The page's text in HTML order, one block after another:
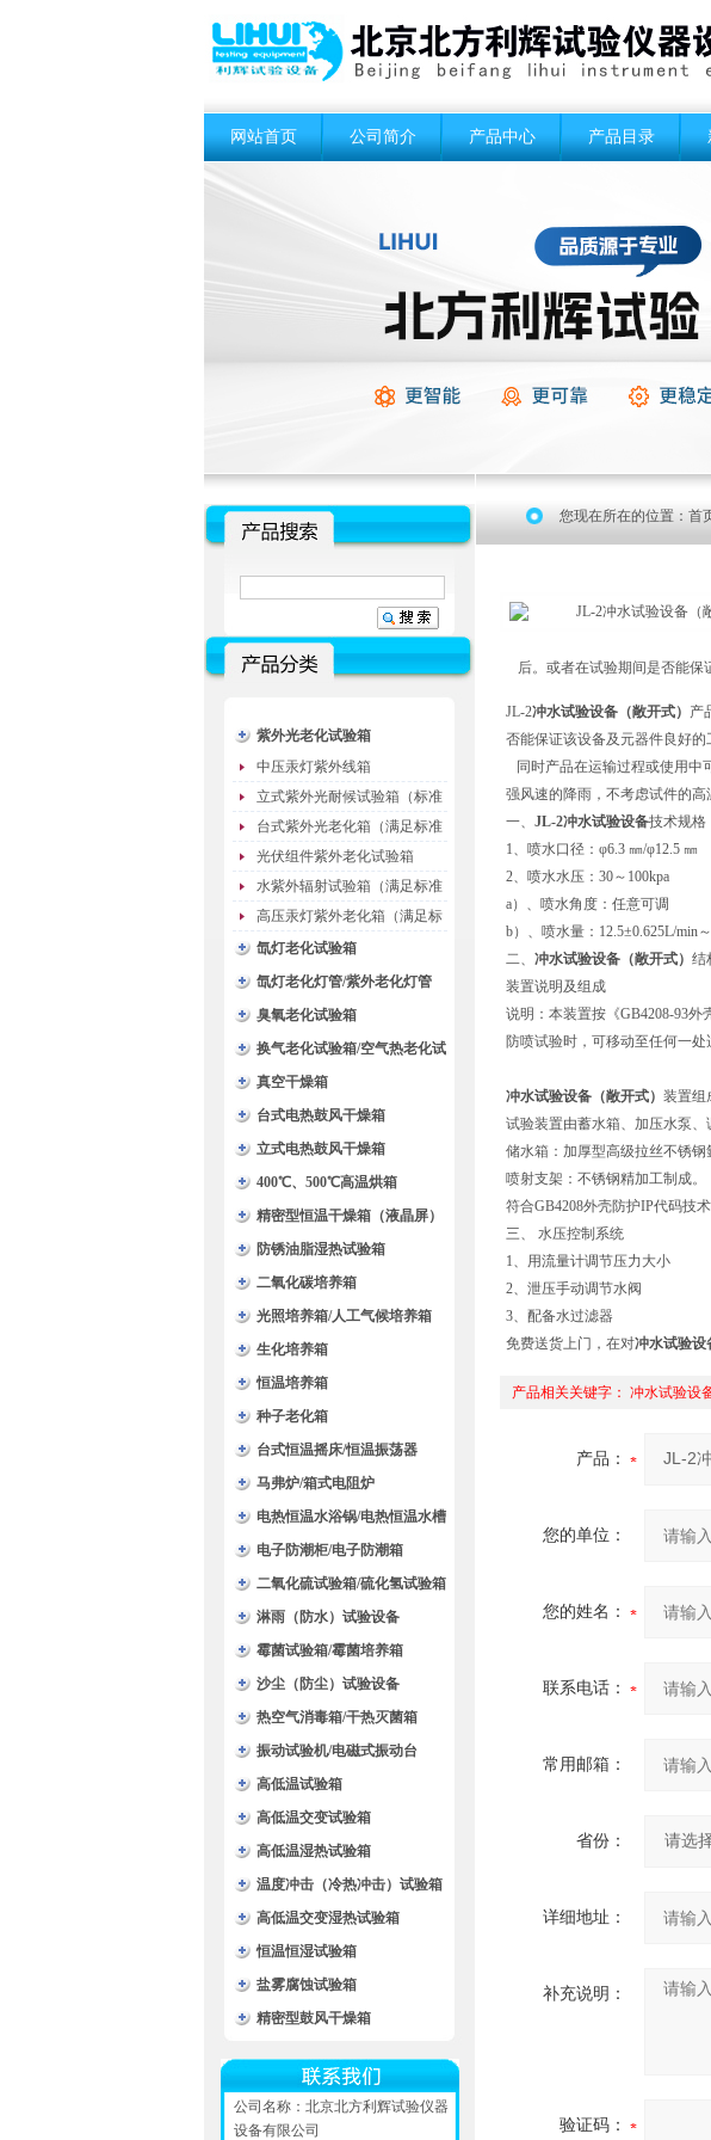
网站首页 公司简介 产品中心 产品目录
紫外光老化试验箱
中压汞灯紫外线箱
立式紫外光耐候试验箱（标准
型）
台式紫外光老化箱（满足标准
GB/T16776）
光伏组件紫外老化试验箱
水紫外辐射试验箱（满足标准
JC485-1992）
高压汞灯紫外老化箱（满足标
准GB/T16777）
氙灯老化试验箱
氙灯老化灯管/紫外老化灯管
（耗材）
臭氧老化试验箱
换气老化试验箱/空气热老化试
验箱
真空干燥箱
台式电热鼓风干燥箱
立式电热鼓风干燥箱
400℃、500℃高温烘箱
精密型恒温干燥箱（液晶屏）
防锈油脂湿热试验箱
二氧化碳培养箱
光照培养箱/人工气候培养箱
生化培养箱
恒温培养箱
种子老化箱
台式恒温摇床/恒温振荡器
马弗炉/箱式电阻炉
电热恒温水浴锅/电热恒温水槽
电子防潮柜/电子防潮箱
二氧化硫试验箱/硫化氢试验箱
淋雨（防水）试验设备
霉菌试验箱/霉菌培养箱
沙尘（防尘）试验设备
热空气消毒箱/干热灭菌箱
振动试验机/电磁式振动台
高低温试验箱
高低温交变试验箱
高低温湿热试验箱
温度冲击（冷热冲击）试验箱
高低温交变湿热试验箱
恒温恒湿试验箱
盐雾腐蚀试验箱
精密型鼓风干燥箱
公司名称：北京北方利辉试验仪器
设备有限公司
您现在所在的位置： 首
后。或者在试验期间是否能保
JL-2冲水试验设备（敞开式） 产
否能保证该设备及元器件良好的
同时产品在运输过程或使用中
强风速的降雨，不考虑试件的高
一、 JL-2冲水试验设备技术
1、喷水口径：φ6.3 ㎜/φ12.5 ㎜
2、喷水水压：30～100kpa
a）、喷水角度：任意可调
b）、喷水量：12.5±0.625L/min
二、 冲水试验设备（敞开式） 结
装置说明及组成
说明：本装置按《GB4208-93外
防喷试验时，可移动至任何一
冲水试验设备（敞开式） 装置组
试验装置由蓄水箱、加压水泵、
储水箱：加厚型高级拉丝不锈钢
喷射支架：不锈钢精加工制成。
符合GB4208外壳防护IP代码技
三、 水压控制系统
1、用流量计调节压力大小
2、泄压手动调节水阀
3、配备水过滤器
免费送货上门，在对冲水试验设
产品相关关键字： 冲水试验设
产品：
您的单位：
您的姓名：
联系电话：
常用邮箱：
省份：
详细地址：
补充说明：
验证码：